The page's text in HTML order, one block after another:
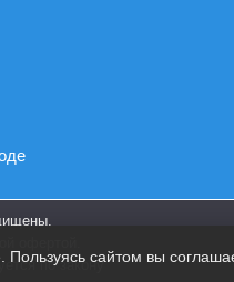
по законусайтом вы